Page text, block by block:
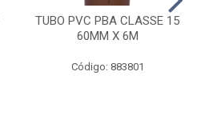
TUBO PVC PBA CLASSE 15
60MM X 6M
Código: 883801